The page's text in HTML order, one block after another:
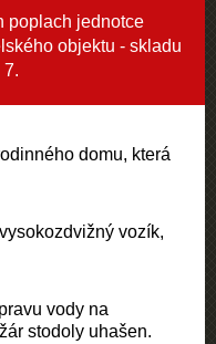
poplach jednotce
objektu - skladu
domu, která
vozík,
vody na
stodoly uhašen.